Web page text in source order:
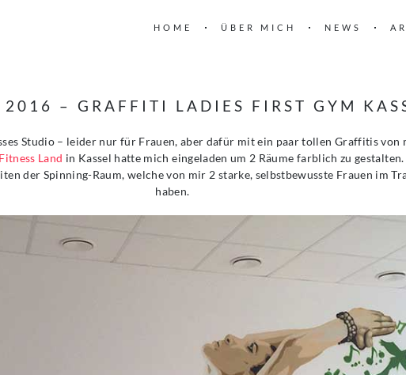
HOME ÜBER MICH NEWS
2016 – GRAFFITI LADIES FIRST GYM
Studio – leider nur für Frauen, aber dafür mit ein paar tollen Graffitis von
Land in Kassel hatte mich eingeladen um 2 Räume farblich zu gestalten.
der Spinning-Raum, welche von mir 2 starke, selbstbewusste Frauen im
haben.